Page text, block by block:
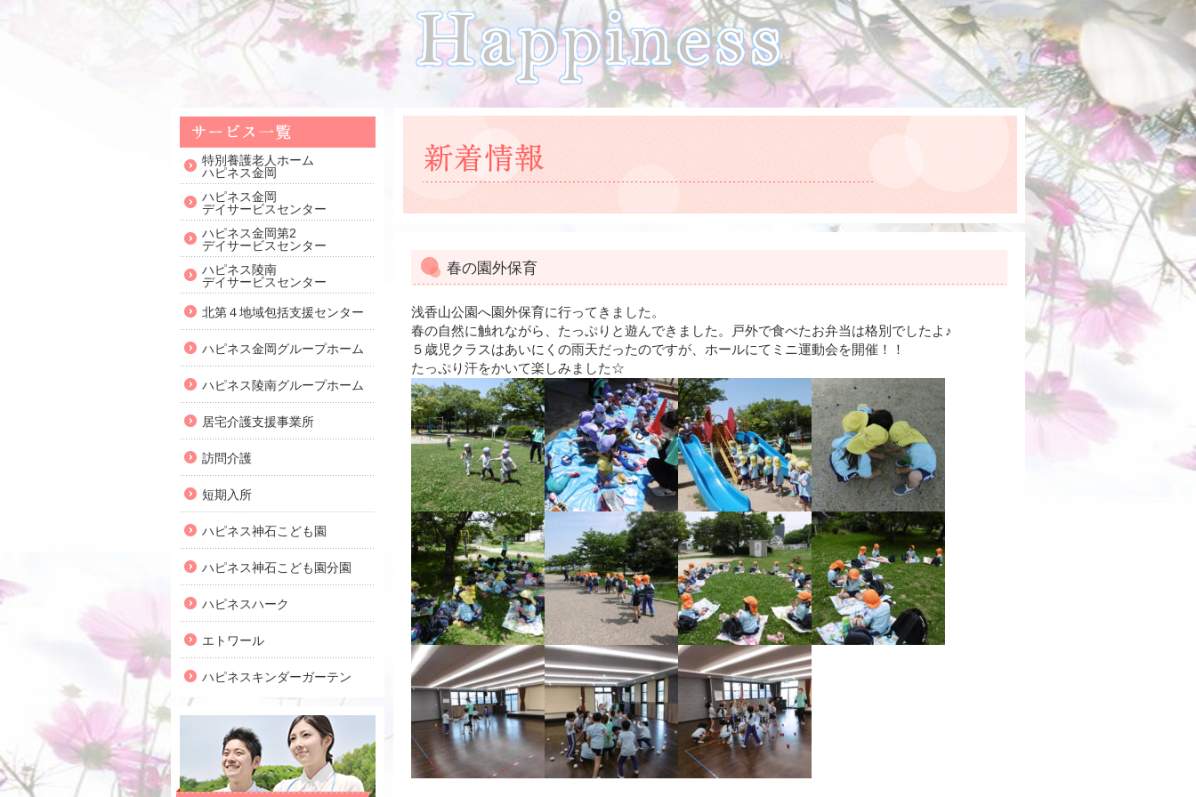
春の園外保育
浅香山公園へ園外保育に行ってきました。
春の自然に触れながら、たっぷりと遊んできました。戸外で食べたお弁当は格別でしたよ♪
５歳児クラスはあいにくの雨天だったのですが、ホールにてミニ運動会を開催！！
たっぷり汗をかいて楽しみました☆
特別養護老人ホーム
ハピネス金岡
ハピネス金岡
デイサービスセンター
ハピネス金岡第2
デイサービスセンター
ハピネス陵南
デイサービスセンター
北第４地域包括支援センター
ハピネス金岡グループホーム
ハピネス陵南グループホーム
居宅介護支援事業所
訪問介護
短期入所
ハピネス神石こども園
ハピネス神石こども園分園
ハピネスハーク
エトワール
ハピネスキンダーガーテン